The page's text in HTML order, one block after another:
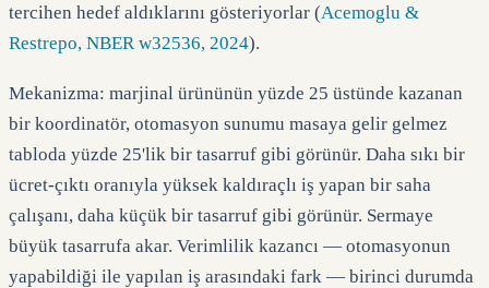
tercihen hedef aldıklarını gösteriyorlar (Acemoglu &
Restrepo, NBER w32536, 2024).
Mekanizma: marjinal ürününün yüzde 25 üstünde kazanan
bir koordinatör, otomasyon sunumu masaya gelir gelmez
tabloda yüzde 25'lik bir tasarruf gibi görünür. Daha sıkı bir
ücret-çıktı oranıyla yüksek kaldıraçlı iş yapan bir saha
çalışanı, daha küçük bir tasarruf gibi görünür. Sermaye
büyük tasarrufa akar. Verimlilik kazancı — otomasyonun
yapabildiği ile yapılan iş arasındaki fark — birinci durumda